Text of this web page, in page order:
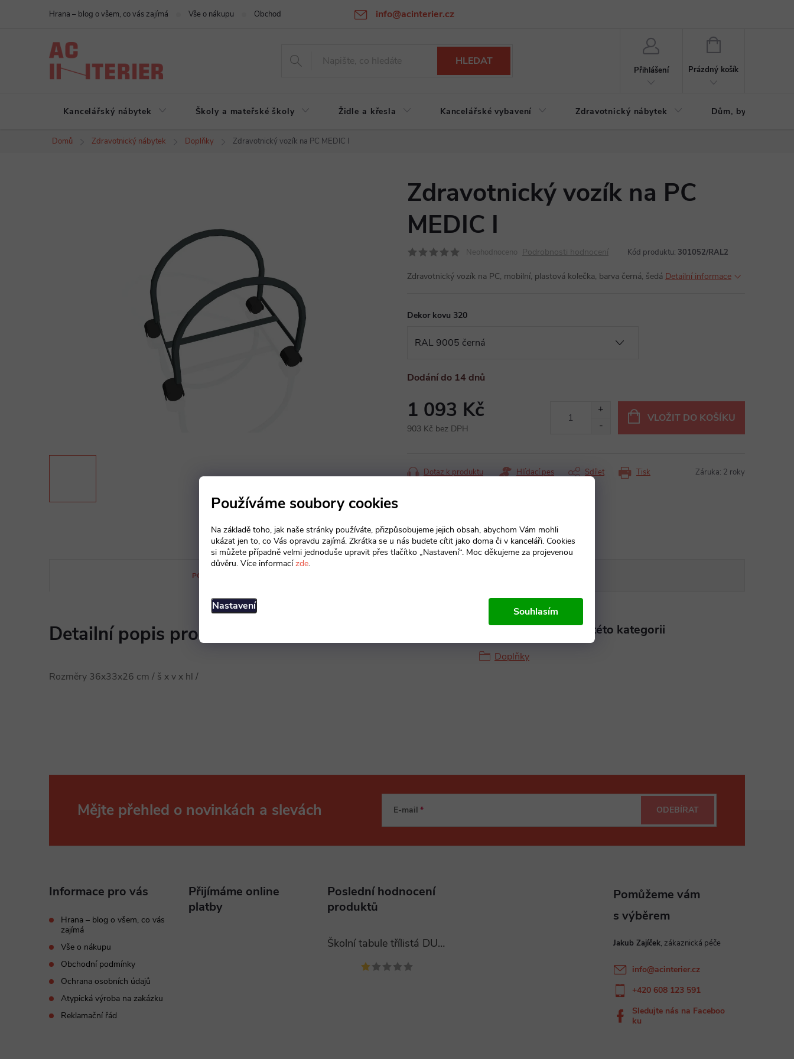
Používáme soubory cookies
Na základě toho, jak naše stránky používáte, přizpůsobujeme jejich obsah, abychom Vám mohli
ukázat jen to, co Vás opravdu zajímá. Zkrátka se u nás budete cítit jako doma či v kanceláři. Cookies
si můžete případně velmi jednoduše upravit přes tlačítko „Nastavení“. Moc děkujeme za projevenou
důvěru. Více informacízde.
Nastavení Souhlasím
info@acinterier.cz
Hrana – blog o všem, co vás zajímá Vše o nákupu Obchodní podmínky Ochrana osobních údajů Atypická výroba na zakázku
HLEDAT
Přihlášení
NÁKUPNÍ
Prázdný košík
Kancelářský nábytek Školy a mateřské školy Židle a křesla Kancelářské vybavení Zdravotnický nábytek Dům, byt, zahrada
Domů Zdravotnický nábytek Doplňky Zdravotnický vozík na PC MEDIC I
Zdravotnický vozík na PC
MEDIC I
Neohodnoceno Podrobnosti hodnocení Kód produktu: 301052/RAL2
Zdravotnický vozík na PC, mobilní, plastová kolečka, barva černá, šedá Detailní informace
Dekor kovu 320
Dodání do 14 dnů
1 093 Kč
903 Kč bez DPH
VLOŽIT DO KOŠÍKU
Tisk
Dotaz k produktu Hlídací pes Sdílet Záruka: 2 roky
POPIS PRODUKTU
Detailní popis produktu
Rozměry 36x33x26 cm / š x v x hl /
Produkt naleznete v této kategorii
Doplňky
Mějte přehled o novinkách a slevách E-mail ODEBÍRAT
Informace pro vás
Hrana – blog o všem, co vás
zajímá
Vše o nákupu
Obchodní podmínky
Ochrana osobních údajů
Atypická výroba na zakázku
Reklamační řád
Přijímáme online
platby
Poslední hodnocení
produktů
Školní tabule třílistá DUBNO 400x120 cm Jakub Zajíček
info@acinterier.cz
+420 608 123 591
Sledujte nás na Faceboo
ku